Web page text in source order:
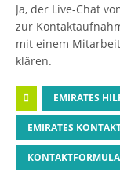
Ja, der Live-Chat
zur
mit einem
klären.
EMIRATES
EMIRATES